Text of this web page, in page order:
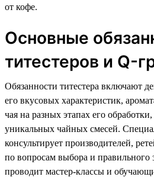
от кофе.
Основные
титестеров и Q-
Обязанности титестера включают
его вкусовых характеристик,
чая на разных этапах его
уникальных чайных смесей.
консультирует производителей,
по вопросам выбора и правильного
проводит мастер-классы и